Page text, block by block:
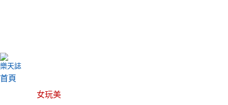
樂天誌
首頁
女玩美